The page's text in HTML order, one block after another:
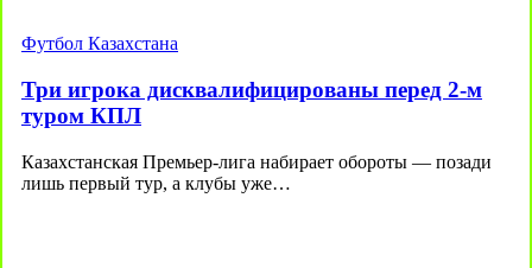
Футбол Казахстана
Три игрока дисквалифицированы перед 2-м
туром КПЛ
Казахстанская Премьер-лига набирает обороты — позади
лишь первый тур, а клубы уже…